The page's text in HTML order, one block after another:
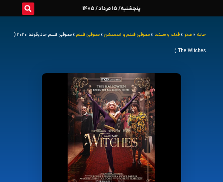
پنجشنبه/ 15 مرداد / 1405
خانه » هنر » فیلم و سینما » معرفی فیلم و انیمیشن » معرفی فیلم » معرفی فیلم جادوگرها ۲۰۲۰ (
The Witches )